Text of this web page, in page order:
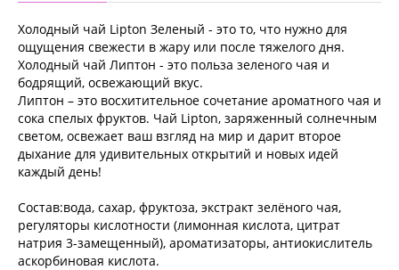
Холодный чай Lipton Зеленый - это то, что нужно для
ощущения свежести в жару или после тяжелого дня.
Холодный чай Липтон - это польза зеленого чая и
бодрящий, освежающий вкус.
Липтон – это восхитительное сочетание ароматного чая и
сока спелых фруктов. Чай Lipton, заряженный солнечным
светом, освежает ваш взгляд на мир и дарит второе
дыхание для удивительных открытий и новых идей
каждый день!
Состав:вода, сахар, фруктоза, экстракт зелёного чая,
регуляторы кислотности (лимонная кислота, цитрат
натрия 3-замещенный), ароматизаторы, антиокислитель
аскорбиновая кислота.